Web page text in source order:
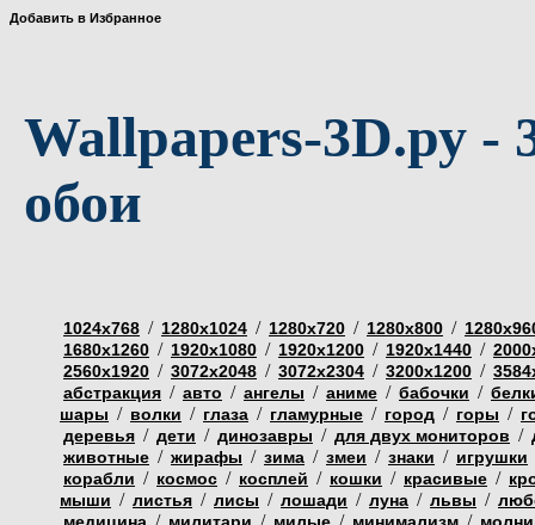
Добавить в Избранное
Wallpapers-3D.ру -
обои
1024х768 / 1280х1024 / 1280х720 / 1280х800 /
1680х1260 / 1920х1080 / 1920х1200 / 1920х1440 /
2560х1920 / 3072х2048 / 3072х2304 / 3200х1200 /
абстракция / авто / ангелы / аниме / бабочки /
шары / волки / глаза / гламурные / город / горы /
деревья / дети / динозавры / для двух мониторов /
животные / жирафы / зима / змеи / знаки / игрушки
корабли / космос / косплей / кошки / красивые /
мыши / листья / лисы / лошади / луна / львы /
/ / / /